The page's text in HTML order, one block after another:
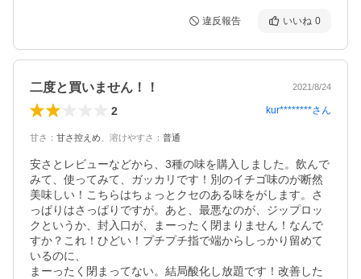
違反報告 いいね 0
二度と買いません！！ 2021/8/24
2 kur********さん
甘さ ： 甘さ控えめ 溶けやすさ ： 普通
安さとレビューなどから、3種の味を購入しました。飲んで
みて、使ってみて、ガッカリです！別のイチゴ味のが断然
美味しい！こちらはちょっとクセのある味をがします。さ
っぱりはさっぱりですが。あと、最悪なのが、ジップロッ
クというか、封入口が、まーったく閉まりません！なんで
すか？これ！ひどい！プチプチ指で端からしっかり留めて
いるのに、
まーったく閉まってない。結局酸化し放題です！改善した